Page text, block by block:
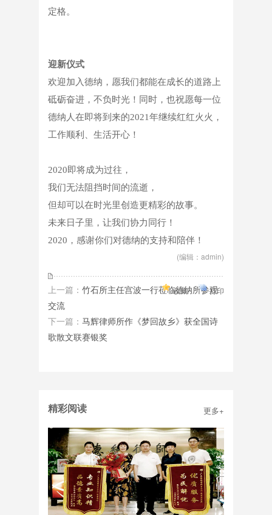
定格。
迎新仪式
欢迎加入德纳，愿我们都能在成长的道路上
砥砺奋进，不负时光！同时，也祝愿每一位
德纳人在即将到来的2021年继续红红火火，
工作顺利、生活开心！
2020即将成为过往，
我们无法阻挡时间的流逝，
但却可以在时光里创造更精彩的故事。
未来日子里，让我们协力同行！
2020，感谢你们对德纳的支持和陪伴！
(编辑：admin)
上一篇： 竹石所主任宫波一行莅临德纳所参观
交流
下一篇： 马辉律师所作《梦回故乡》获全国诗
歌散文联赛银奖
收藏 打印
精彩阅读 更多+